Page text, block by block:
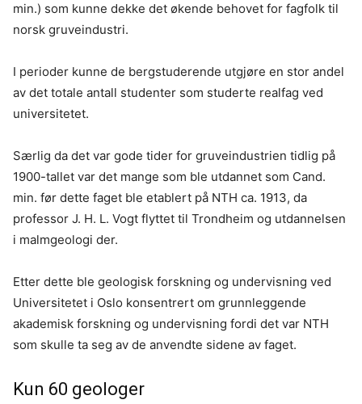
min.) som kunne dekke det økende behovet for fagfolk til
norsk gruveindustri.
I perioder kunne de bergstuderende utgjøre en stor andel
av det totale antall studenter som studerte realfag ved
universitetet.
Særlig da det var gode tider for gruveindustrien tidlig på
1900-tallet var det mange som ble utdannet som Cand.
min. før dette faget ble etablert på NTH ca. 1913, da
professor J. H. L. Vogt flyttet til Trondheim og utdannelsen
i malmgeologi der.
Etter dette ble geologisk forskning og undervisning ved
Universitetet i Oslo konsentrert om grunnleggende
akademisk forskning og undervisning fordi det var NTH
som skulle ta seg av de anvendte sidene av faget.
Kun 60 geologer